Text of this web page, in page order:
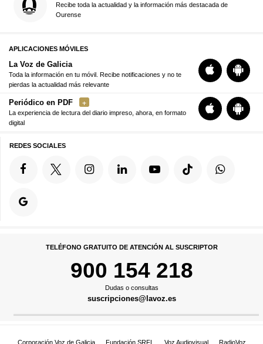
Recibe toda la actualidad y la información más destacada de
Ourense
APLICACIONES MÓVILES
La Voz de Galicia
Toda la información en tu móvil. Recibe notificaciones y no te
pierdas la actualidad más relevante
Periódico en PDF
La experiencia de lectura del diario impreso, ahora, en formato
digital
REDES SOCIALES
TELÉFONO GRATUITO DE ATENCIÓN AL SUSCRIPTOR
900 154 218
Dudas o consultas
suscripciones@lavoz.es
Corporación Voz de Galicia Fundación SRFL Voz Audiovisual RadioVoz